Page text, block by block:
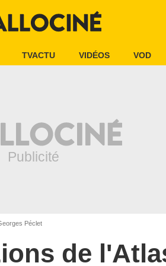
TVACTU VIDÉOS VOD
Péclet
de